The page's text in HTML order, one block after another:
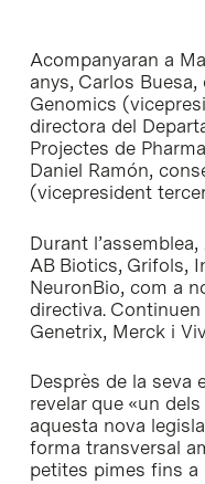
Acompanyaran a
anys, Carlos Buesa,
Genomics
directora del
Projectes de
Daniel Ramón,
(vicepresident
Durant
AB Biotics, Grifols,
NeuronBio, com a
directiva. Continuen
Genetrix, Merck i
Desprès de la seva
revelar que «un
aquesta nova
forma transversal
petites pimes fins a